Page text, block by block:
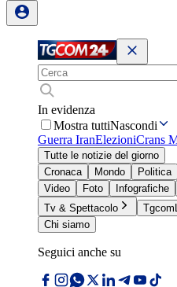
In evidenza
Mostra tuttiNascondi
Guerra IranElezioniCrans
Tutte le notizie del giorno
Cronaca
Mondo Politica
Video
Foto Infografiche
Tv & Spettacolo
Chi siamo
Seguici anche su